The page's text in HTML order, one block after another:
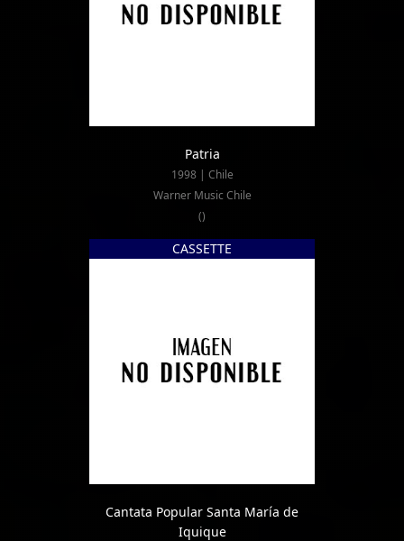
Patria
1998 | Chile
Warner Music Chile
()
CASSETTE
Cantata Popular Santa María de
Iquique